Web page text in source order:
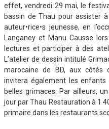
effet, vendredi 29 mai, le
bassin de Thau pour assister
auteur•rice•s jeunesse, en
Langaney et Manu Causse
lectures et participer à des
L’atelier de dessin intitulé
marocaine de BD, aux côtés
invitera également les
belles grimaces. Par ailleurs,
jour par Thau Restauration à 1
primaire dans les restaurants